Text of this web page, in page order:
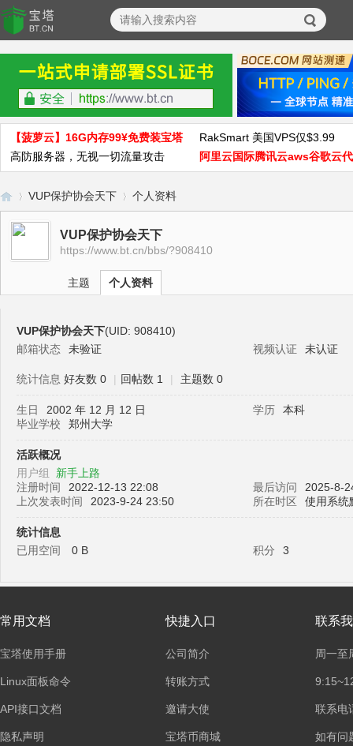
【菠萝云】16G内存99¥免费装宝塔
RakSmart 美国VPS仅$3.99
高防服务器，无视一切流量攻击
阿里云国际腾讯云aws谷歌云
宝
板
›
VUP保护协会天下 个人资料
VUP保护协会天下
https://www.bt.cn/bbs/?908410
主题 个人资料
VUP保护协会天下(UID: 908410)
邮箱状态
未验证 视频认证 未认证
统计信息 好友数 0 | 回帖数 1 | 主题数 0
生日 2002 年 12 月 12 日 学历
本科
毕业学校
郑州大学
活跃概况
用户组 新手上路
注册时间
2022-12-13 22:08 最后访问
2025-8-
上次发表时间
2023-9-24 23:50 所在时区 使用系统
统计信息
已用空间
0 B 积分 3
常用文档
宝塔使用手册
Linux面板命令
API接口文档
隐私声明
快捷入口
公司简介
转账方式
邀请大使
宝塔币商城
联系
周一至
联系电
如有问